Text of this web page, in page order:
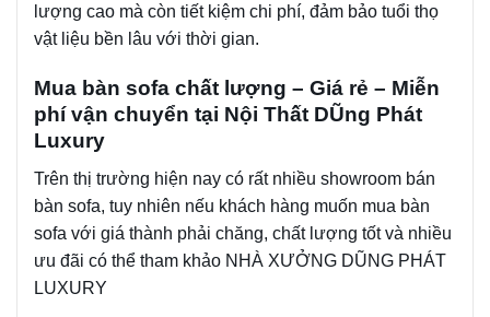
lượng cao mà còn tiết kiệm chi phí, đảm bảo tuổi thọ
vật liệu bền lâu với thời gian.
Mua bàn sofa chất lượng – Giá rẻ – Miễn
phí vận chuyển tại Nội Thất DŨng Phát
Luxury
Trên thị trường hiện nay có rất nhiều showroom bán
bàn sofa, tuy nhiên nếu khách hàng muốn mua bàn
sofa với giá thành phải chăng, chất lượng tốt và nhiều
ưu đãi có thể tham khảo NHÀ XƯỞNG DŨNG PHÁT
LUXURY